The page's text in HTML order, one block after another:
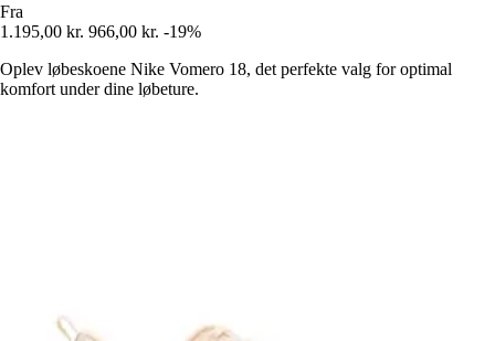
Fra
1.195,00 kr. 966,00 kr. -19%
Oplev løbeskoene Nike Vomero 18, det perfekte valg for optimal
komfort under dine løbeture.